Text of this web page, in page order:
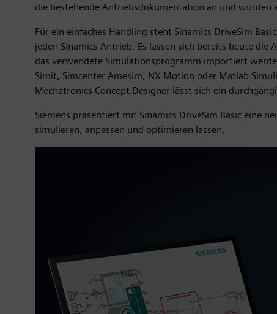
die bestehende Antriebsdokumentation an und wurden
Für ein einfaches Handling steht Sinamics DriveSim
jeden Sinamics Antrieb. Es lassen sich bereits heute
das verwendete Simulationsprogramm importiert
Simit, Simcenter Amesim, NX Motion oder Matlab
Mechatronics Concept Designer lässt sich ein
Siemens präsentiert mit Sinamics DriveSim Basic eine
simulieren, anpassen und optimieren lassen.